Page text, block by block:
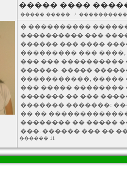
����� ����
����� ����� /
� ����������
���������� ���
������ ��� ����
��������� ���
��� ���
������. �����
�����������, �����
��� ����� ��������
������� �� ���
������� �������:
�� ��
�������� �� �����
���. ������ ��� ��
������ 11